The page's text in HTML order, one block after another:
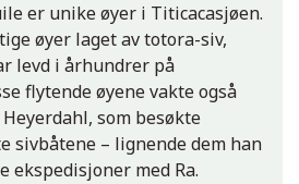
er unike øyer i Titicacasjøen.
øyer laget av totora-siv,
levd i århundrer på
flytende øyene vakte også
som besøkte
sivbåtene – lignende dem han
ekspedisjoner med Ra.